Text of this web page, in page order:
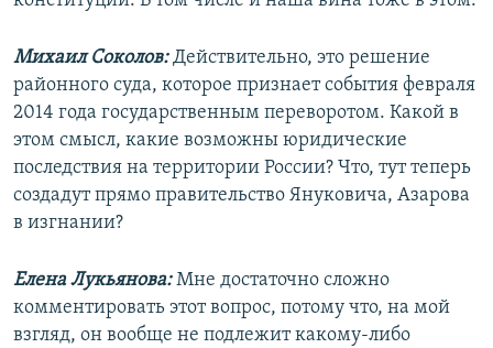
Михаил Соколов:Действительно, это решение
районного суда, которое признает события февраля
2014 года государственным переворотом. Какой в
этом смысл, какие возможны юридические
последствия на территории России? Что, тут теперь
создадут прямо правительство Януковича, Азарова
в изгнании?
Елена Лукьянова:Мне достаточно сложно
комментировать этот вопрос, потому что, на мой
взгляд, он вообще не подлежит какому-либо